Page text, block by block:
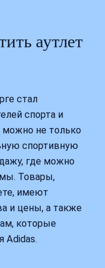
аутлет
стал
спорта и
можно не только
спортивную
где можно
Товары,
имеют
и цены, а также
которые
Adidas.